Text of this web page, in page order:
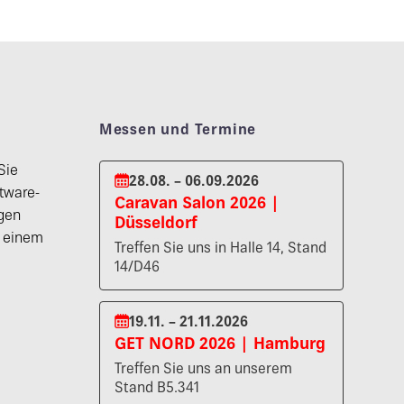
Messen und Termine
28.08. – 06.09.2026
Caravan Salon 2026 |
Düsseldorf
Treffen Sie uns in Halle 14, Stand
14/D46
19.11. – 21.11.2026
GET NORD 2026 | Hamburg
Treffen Sie uns an unserem
Stand B5.341